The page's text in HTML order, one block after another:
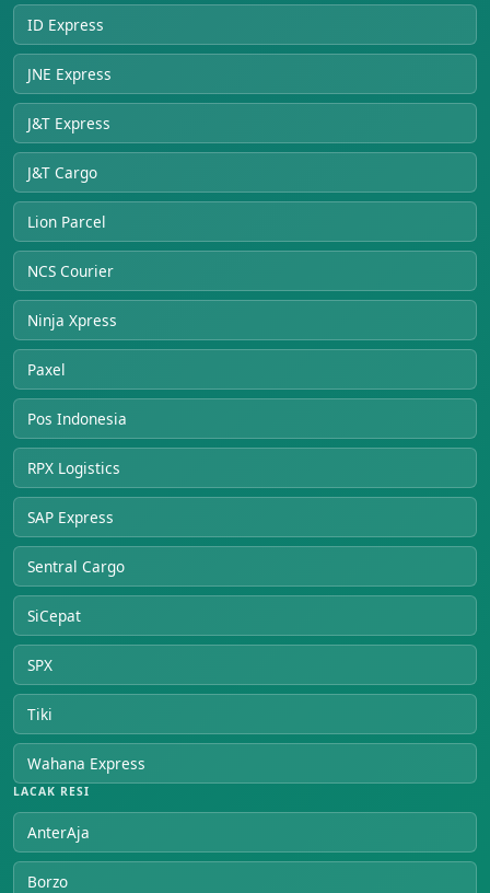
ID Express
JNE Express
J&T Express
J&T Cargo
Lion Parcel
NCS Courier
Ninja Xpress
Paxel
Pos Indonesia
RPX Logistics
SAP Express
Sentral Cargo
SiCepat
SPX
Tiki
Wahana Express
LACAK RESI
AnterAja
Borzo